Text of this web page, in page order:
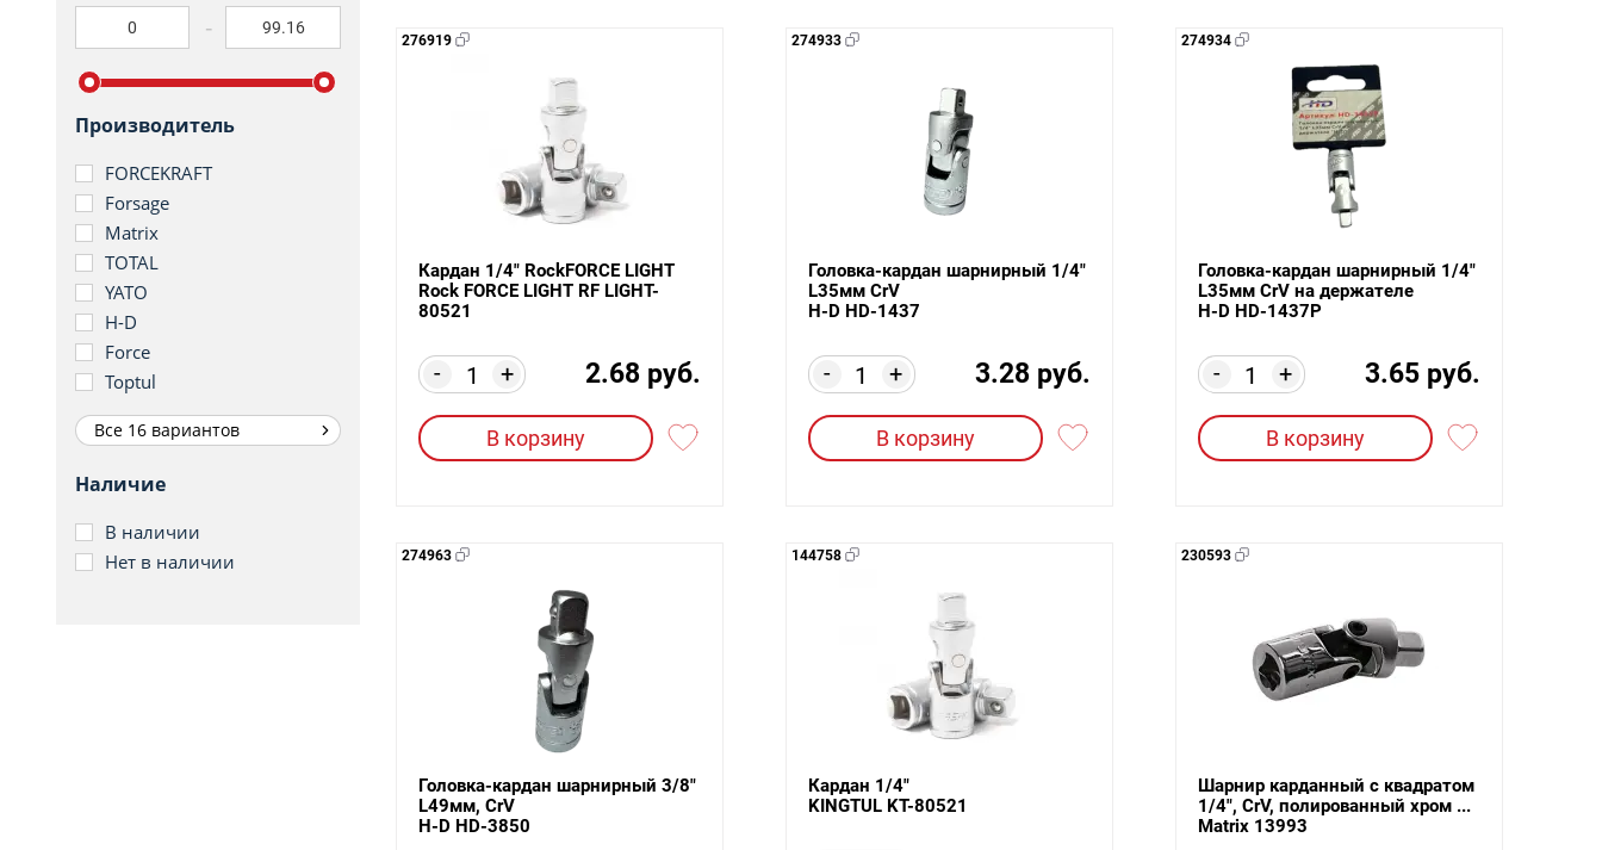
Производитель
FORCEKRAFT
Forsage
Matrix
TOTAL
YATO
H-D
Force
Toptul
Все 16 вариантов
Наличие
В наличии
Нет в наличии
276919
Кардан 1/4" RockFORCE LIGHT
Rock FORCE LIGHT RF LIGHT-
80521
+
- 2.68 руб.
В корзину
274933
Головка-кардан шарнирный 1/4"
L35мм CrV
H-D HD-1437
+
- 3.28 руб.
В корзину
274934
Головка-кардан шарнирный 1/4"
L35мм CrV на держателе
H-D HD-1437P
+
- 3.65 руб.
В корзину
274963
Головка-кардан шарнирный 3/8"
L49мм, CrV
H-D HD-3850
144758
Кардан 1/4"
KINGTUL KT-80521
230593
Шарнир карданный с квадратом
1/4", CrV, полированный хром ...
Matrix 13993